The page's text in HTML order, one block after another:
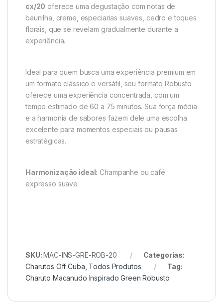
cx/20 oferece uma degustação com notas de
baunilha, creme, especiarias suaves, cedro e toques
florais, que se revelam gradualmente durante a
experiência.
Ideal para quem busca uma experiência premium em
um formato clássico e versátil, seu formato Robusto
oferece uma experiência concentrada, com um
tempo estimado de 60 a 75 minutos. Sua força média
e a harmonia de sabores fazem dele uma escolha
excelente para momentos especiais ou pausas
estratégicas.
Harmonização ideal: Champanhe ou café
expresso suave
SKU:MAC-INS-GRE-ROB-20
Categorias:
Charutos Off Cuba Todos Produtos
Tag:
Charuto Macanudo Inspirado Green Robusto